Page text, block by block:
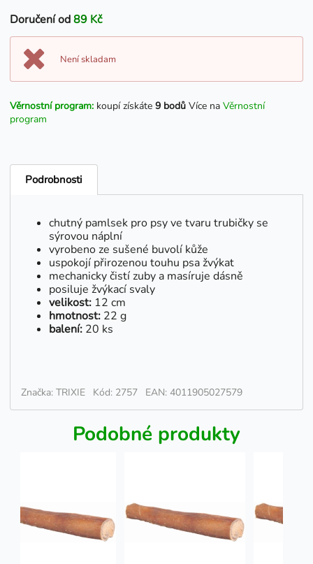
Doručení od89 Kč
Není skladam
Věrnostní program: koupí získáte 9 bodů Více na Věrnostní
program
Podrobnosti
chutný pamlsek pro psy ve tvaru trubičky se
sýrovou náplní
vyrobeno ze sušené buvolí kůže
uspokojí přirozenou touhu psa žvýkat
mechanicky čistí zuby a masíruje dásně
posiluje žvýkací svaly
velikost: 12 cm
hmotnost: 22 g
balení: 20 ks
Značka: TRIXIE Kód: 2757 EAN: 4011905027579
Podobné produkty